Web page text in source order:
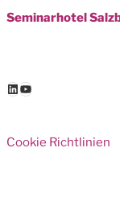
Seminarhotel
LinkedIn
YouTube
Cookie Richtlinien